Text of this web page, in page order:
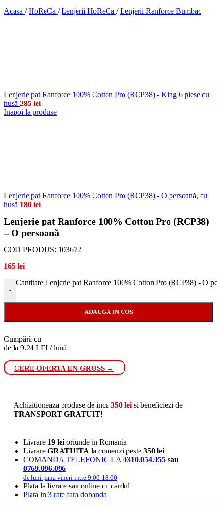
Acasa / HoReCa / Lenjerii HoReCa / Lenjerii Ranforce Bumbac
Lenjerie pat Ranforce 100% Cotton Pro (RCP38) - King 6 piese cu
husă 285 lei
Inapoi la produse
Lenjerie pat Ranforce 100% Cotton Pro (RCP38) - O persoană, cu
husă 180 lei
Lenjerie pat Ranforce 100% Cotton Pro (RCP38)
– O persoană
COD PRODUS: 103672
165 lei
-
Cantitate Lenjerie pat Ranforce 100% Cotton Pro (RCP38) - O
ADAUGA IN COS
Cumpără cu
de la 9.24 LEI / lună
CERE OFERTA EN-GROSS →
Achizitioneaza produse de inca 350 lei si beneficiezi de
TRANSPORT GRATUIT!
Livrare 19 lei oriunde in Romania
Livrare GRATUITA la comenzi peste 350 lei
COMANDA TELEFONIC LA 0310.054.055 sau
0769.096.096
de luni pana vineri intre 9:00-18:00
Plata la livrare sau online cu cardul
Plata in 3 rate fara dobanda